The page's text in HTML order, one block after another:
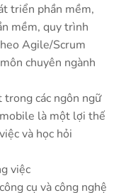
triển phần mềm,
mềm, quy trình
Agile/Scrum
chuyên ngành
các ngôn ngữ
là một lợi thế
và học hỏi
việc
cụ và công nghệ